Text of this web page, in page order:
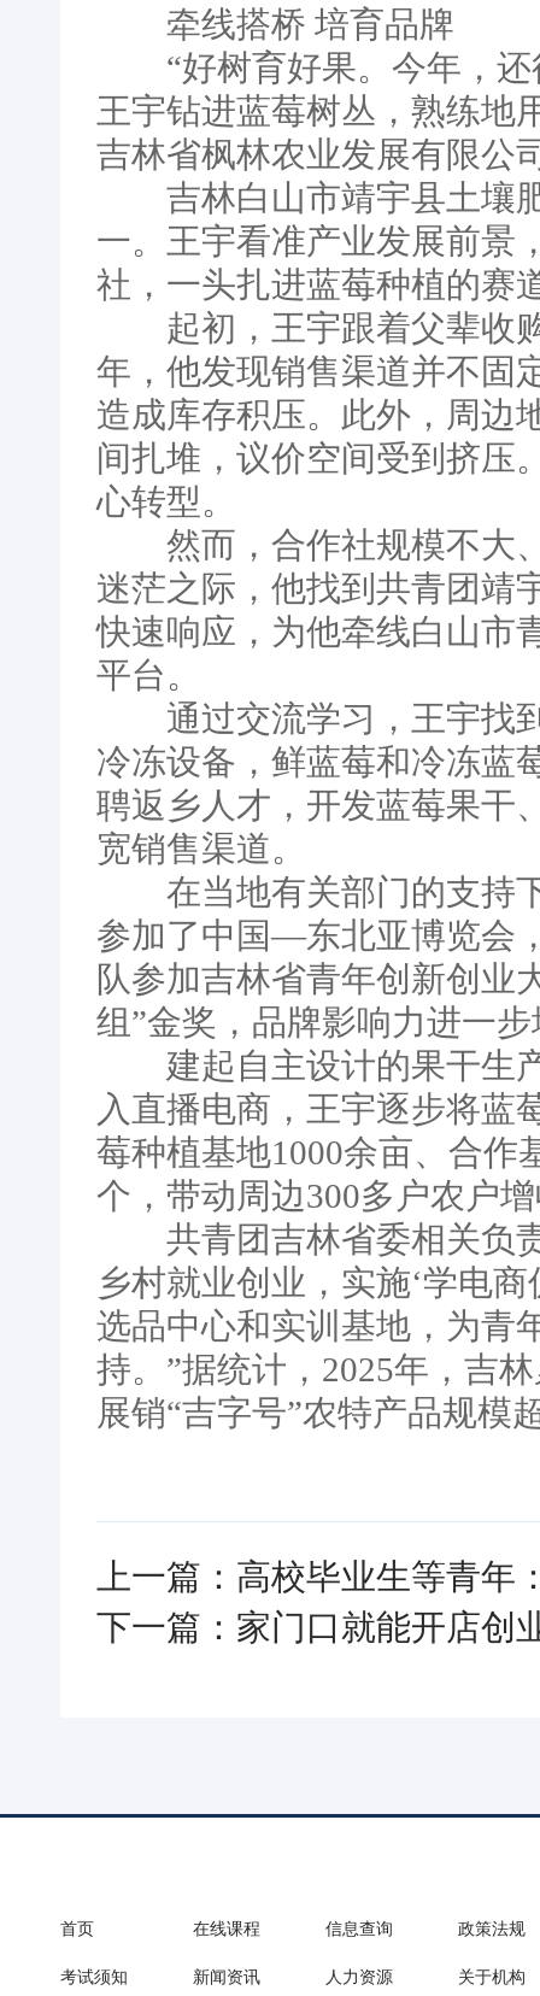
牵线搭桥 培育品牌
“好树育好果。今年，还
王宇钻进蓝莓树丛，熟练地
吉林省枫林农业发展有限公
吉林白山市靖宇县土壤肥
一。王宇看准产业发展前景
社，一头扎进蓝莓种植的赛
起初，王宇跟着父辈收购
年，他发现销售渠道并不固
造成库存积压。此外，周边
间扎堆，议价空间受到挤压
心转型。
然而，合作社规模不大、
迷茫之际，他找到共青团靖
快速响应，为他牵线白山市
平台。
通过交流学习，王宇找到
冷冻设备，鲜蓝莓和冷冻蓝
聘返乡人才，开发蓝莓果干
宽销售渠道。
在当地有关部门的支持下
参加了中国—东北亚博览会
队参加吉林省青年创新创业
组”金奖，品牌影响力进一
建起自主设计的果干生产
入直播电商，王宇逐步将蓝
莓种植基地1000余亩、合作
个，带动周边300多户农户
共青团吉林省委相关负责
乡村就业创业，实施‘学电
选品中心和实训基地，为青
持。”据统计，2025年，吉
展销“吉字号”农特产品规模
上一篇：高校毕业生等青
下一篇：家门口就能开店创
首页 在线课程 信息查询 政策法规
考试须知 新闻资讯 人力资源 关于机构